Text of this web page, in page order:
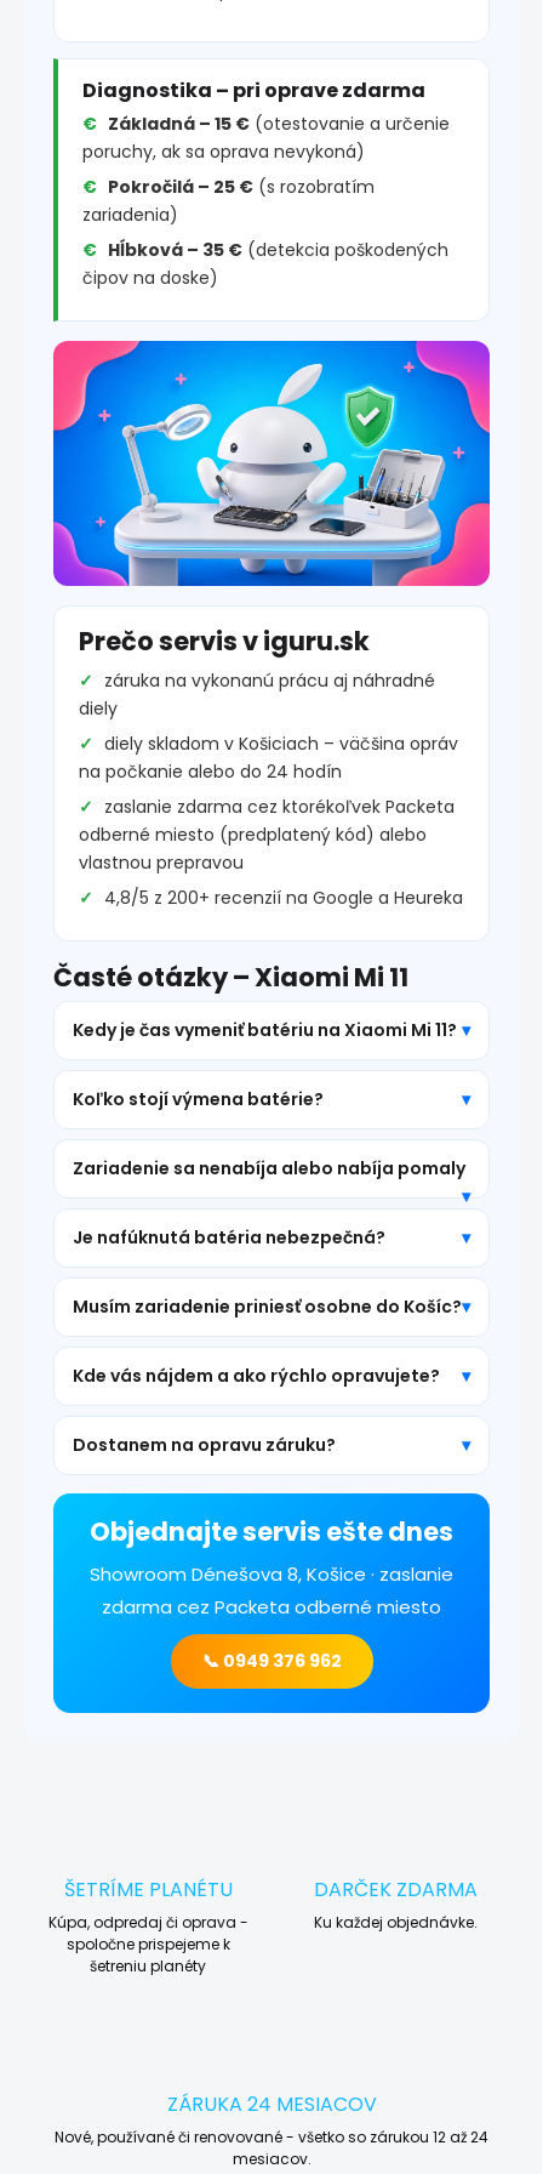
Diagnostika – pri oprave zdarma
Základná – 15 € (otestovanie a určenie
poruchy, ak sa oprava nevykoná)
Pokročilá – 25 € (s rozobratím
zariadenia)
Hĺbková – 35 € (detekcia poškodených
čipov na doske)
Prečo servis v iguru.sk
záruka na vykonanú prácu aj náhradné
diely
diely skladom v Košiciach – väčšina opráv
na počkanie alebo do 24 hodín
zaslanie zdarma cez ktorékoľvek Packeta
odberné miesto (predplatený kód) alebo
vlastnou prepravou
4,8/5 z 200+ recenzií na Google a Heureka
Časté otázky – Xiaomi Mi 11
Kedy je čas vymeniť batériu na Xiaomi Mi 11?
Koľko stojí výmena batérie?
Zariadenie sa nenabíja alebo nabíja pomaly
Je nafúknutá batéria nebezpečná?
Musím zariadenie priniesť osobne do Košíc?
Kde vás nájdem a ako rýchlo opravujete?
Dostanem na opravu záruku?
Objednajte servis ešte dnes
Showroom Dénešova 8, Košice · zaslanie
zdarma cez Packeta odberné miesto
📞 0949 376 962
ŠETRÍME PLANÉTU
Kúpa, odpredaj či oprava -
spoločne prispejeme k
šetreniu planéty
DARČEK ZDARMA
Ku každej objednávke.
ZÁRUKA 24 MESIACOV
Nové, používané či renovované - všetko so zárukou 12 až 24
mesiacov.